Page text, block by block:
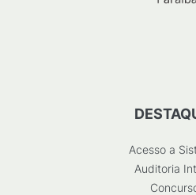
Acesso a
Auditoria